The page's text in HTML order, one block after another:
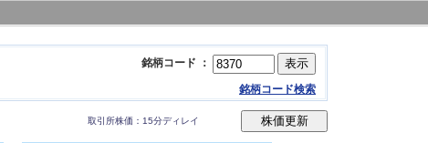
銘柄コード ：
銘柄コード検索
取引所株価：15分ディレイ